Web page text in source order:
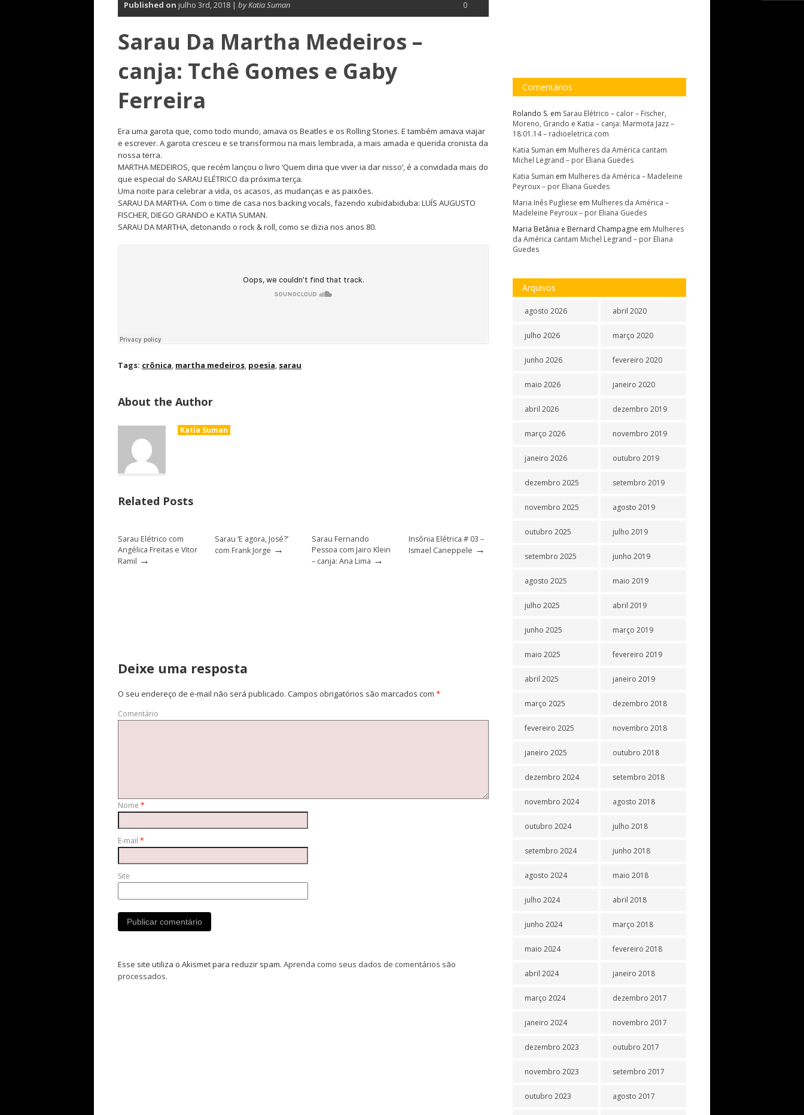
Published on julho 3rd, 2018 | by Katia Suman 0
Sarau Da Martha Medeiros –
canja: Tchê Gomes e Gaby
Ferreira
Era uma garota que, como todo mundo, amava os Beatles e os Rolling Stones. E também amava viajar
e escrever. A garota cresceu e se transformou na mais lembrada, a mais amada e querida cronista da
nossa terra.
MARTHA MEDEIROS, que recém lançou o livro ‘Quem diria que viver ia dar nisso’, é a convidada mais do
que especial do SARAU ELÉTRICO da próxima terça.
Uma noite para celebrar a vida, os acasos, as mudanças e as paixões.
SARAU DA MARTHA. Com o time de casa nos backing vocals, fazendo xubidabiduba: LUÍS AUGUSTO
FISCHER, DIEGO GRANDO e KATIA SUMAN.
SARAU DA MARTHA, detonando o rock & roll, como se dizia nos anos 80.
Tags: crônica, martha medeiros, poesia, sarau
About the Author
Katia Suman
Related Posts
Sarau Elétrico com
Angélica Freitas e Vitor
Ramil →
Sarau ‘E agora, José?’
com Frank Jorge →
Sarau Fernando
Pessoa com Jairo Klein
– canja: Ana Lima →
Insônia Elétrica # 03 –
Ismael Caneppele →
Deixe uma resposta
O seu endereço de e-mail não será publicado. Campos obrigatórios são marcados com *
Comentário
Nome *
E-mail *
Site
Esse site utiliza o Akismet para reduzir spam. Aprenda como seus dados de comentários são
processados.
Comentários
Rolando S. em Sarau Elétrico – calor – Fischer,
Moreno, Grando e Katia – canja: Marmota Jazz –
18.01.14 – radioeletrica.com
Katia Suman em Mulheres da América cantam
Michel Legrand – por Eliana Guedes
Katia Suman em Mulheres da América – Madeleine
Peyroux – por Eliana Guedes
Maria Inês Pugliese em Mulheres da América –
Madeleine Peyroux – por Eliana Guedes
Maria Betânia e Bernard Champagne em Mulheres
da América cantam Michel Legrand – por Eliana
Guedes
Arquivos
agosto 2026
julho 2026
junho 2026
maio 2026
abril 2026
março 2026
janeiro 2026
dezembro 2025
novembro 2025
outubro 2025
setembro 2025
agosto 2025
julho 2025
junho 2025
maio 2025
abril 2025
março 2025
fevereiro 2025
janeiro 2025
dezembro 2024
novembro 2024
outubro 2024
setembro 2024
agosto 2024
julho 2024
junho 2024
maio 2024
abril 2024
março 2024
janeiro 2024
dezembro 2023
novembro 2023
outubro 2023
abril 2020
março 2020
fevereiro 2020
janeiro 2020
dezembro 2019
novembro 2019
outubro 2019
setembro 2019
agosto 2019
julho 2019
junho 2019
maio 2019
abril 2019
março 2019
fevereiro 2019
janeiro 2019
dezembro 2018
novembro 2018
outubro 2018
setembro 2018
agosto 2018
julho 2018
junho 2018
maio 2018
abril 2018
março 2018
fevereiro 2018
janeiro 2018
dezembro 2017
novembro 2017
outubro 2017
setembro 2017
agosto 2017